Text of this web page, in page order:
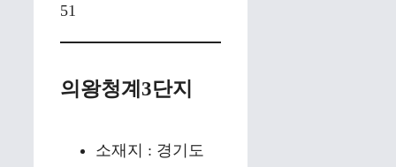
51
의왕청계3단지
소재지 : 경기도